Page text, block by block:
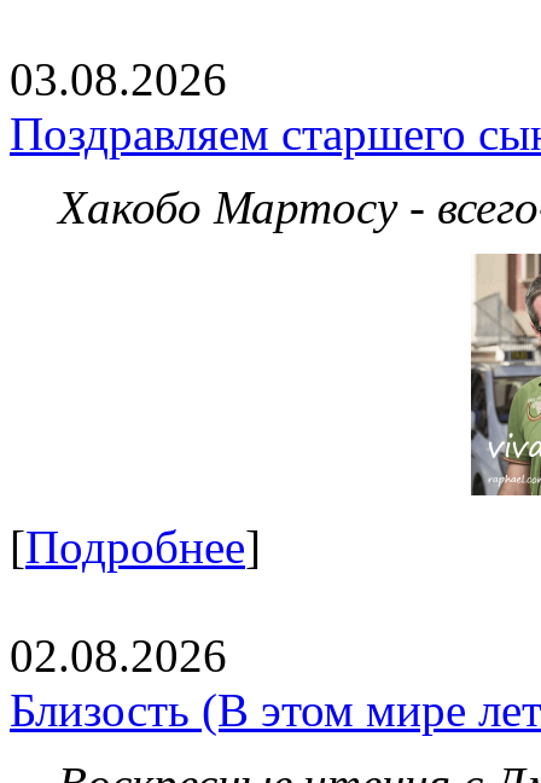
03.08.2026
Поздравляем старшего
Хакобо Мартосу -
[Подробнее]
02.08.2026
Близость (В этом мире